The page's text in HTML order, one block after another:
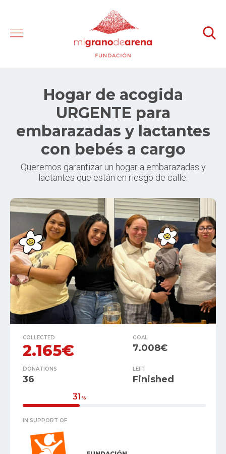
Hogar de acogida
URGENTE para
embarazadas y lactantes
con bebés a cargo
Queremos garantizar un hogar a embarazadas y
lactantes que están en riesgo de calle.
COLLECTED
2.165€
GOAL
7.008€
DONATIONS
36
LEFT
Finished
31%
IN SUPPORT OF